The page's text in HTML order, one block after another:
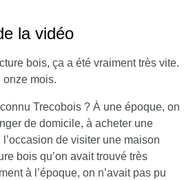
la vidéo
bois, ça a été vraiment très vite.
onze mois.
Trecobois ? À une époque, on
de domicile, à acheter une
de visiter une maison
bois qu’on avait trouvé très
à l’époque, on n’avait pas pu